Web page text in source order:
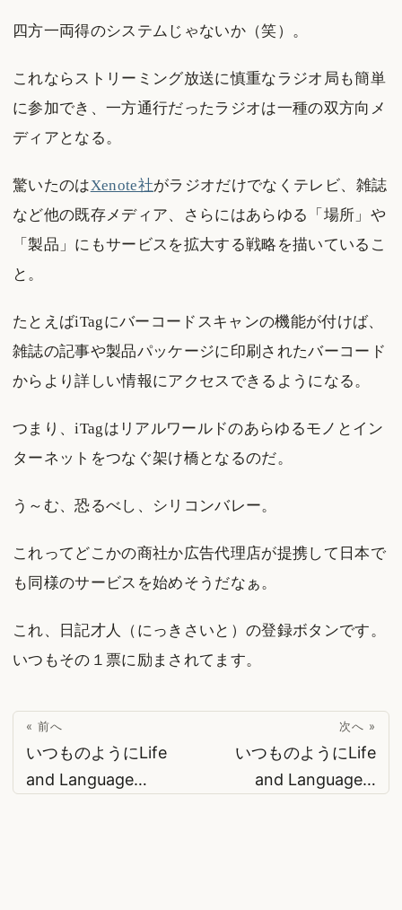
四方一両得のシステムじゃないか（笑）。
これならストリーミング放送に慎重なラジオ局も簡単
に参加でき、一方通行だったラジオは一種の双方向メ
ディアとなる。
驚いたのはXenote社がラジオだけでなくテレビ、雑誌
など他の既存メディア、さらにはあらゆる「場所」や
「製品」にもサービスを拡大する戦略を描いているこ
と。
たとえばiTagにバーコードスキャンの機能が付けば、
雑誌の記事や製品パッケージに印刷されたバーコード
からより詳しい情報にアクセスできるようになる。
つまり、iTagはリアルワールドのあらゆるモノとイン
ターネットをつなぐ架け橋となるのだ。
う～む、恐るべし、シリコンバレー。
これってどこかの商社か広告代理店が提携して日本で
も同様のサービスを始めそうだなぁ。
これ、日記才人（にっきさいと）の登録ボタンです。
いつもその１票に励まされてます。
« 前へ
いつものようにLife
and Language…
次へ »
いつものようにLife
and Language…